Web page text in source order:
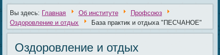
Вы здесь: Главная Об институте
Профсоюз
Оздоровление и отдых
База практик и отдыха "ПЕСЧАНОЕ"
Оздоровление и отдых